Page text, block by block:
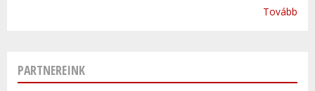
Tovább
PARTNEREINK